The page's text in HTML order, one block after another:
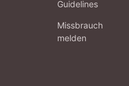
Guidelines
Missbrauch
melden